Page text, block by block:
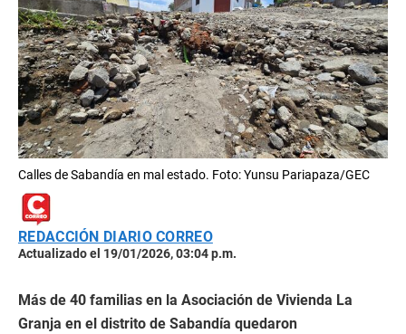
Calles de Sabandía en mal estado. Foto: Yunsu Pariapaza/GEC
REDACCIÓN DIARIO CORREO
Actualizado el 19/01/2026, 03:04 p.m.
Más de 40 familias en la Asociación de Vivienda La
Granja en el distrito de Sabandía quedaron